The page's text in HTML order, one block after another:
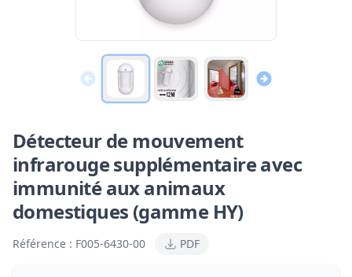
Détecteur de mouvement
infrarouge supplémentaire avec
immunité aux animaux
domestiques (gamme HY)
Référence : F005-6430-00 PDF